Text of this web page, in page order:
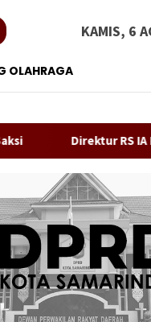
KAMIS, 6
OLAHRAGA
RS IA Moeis